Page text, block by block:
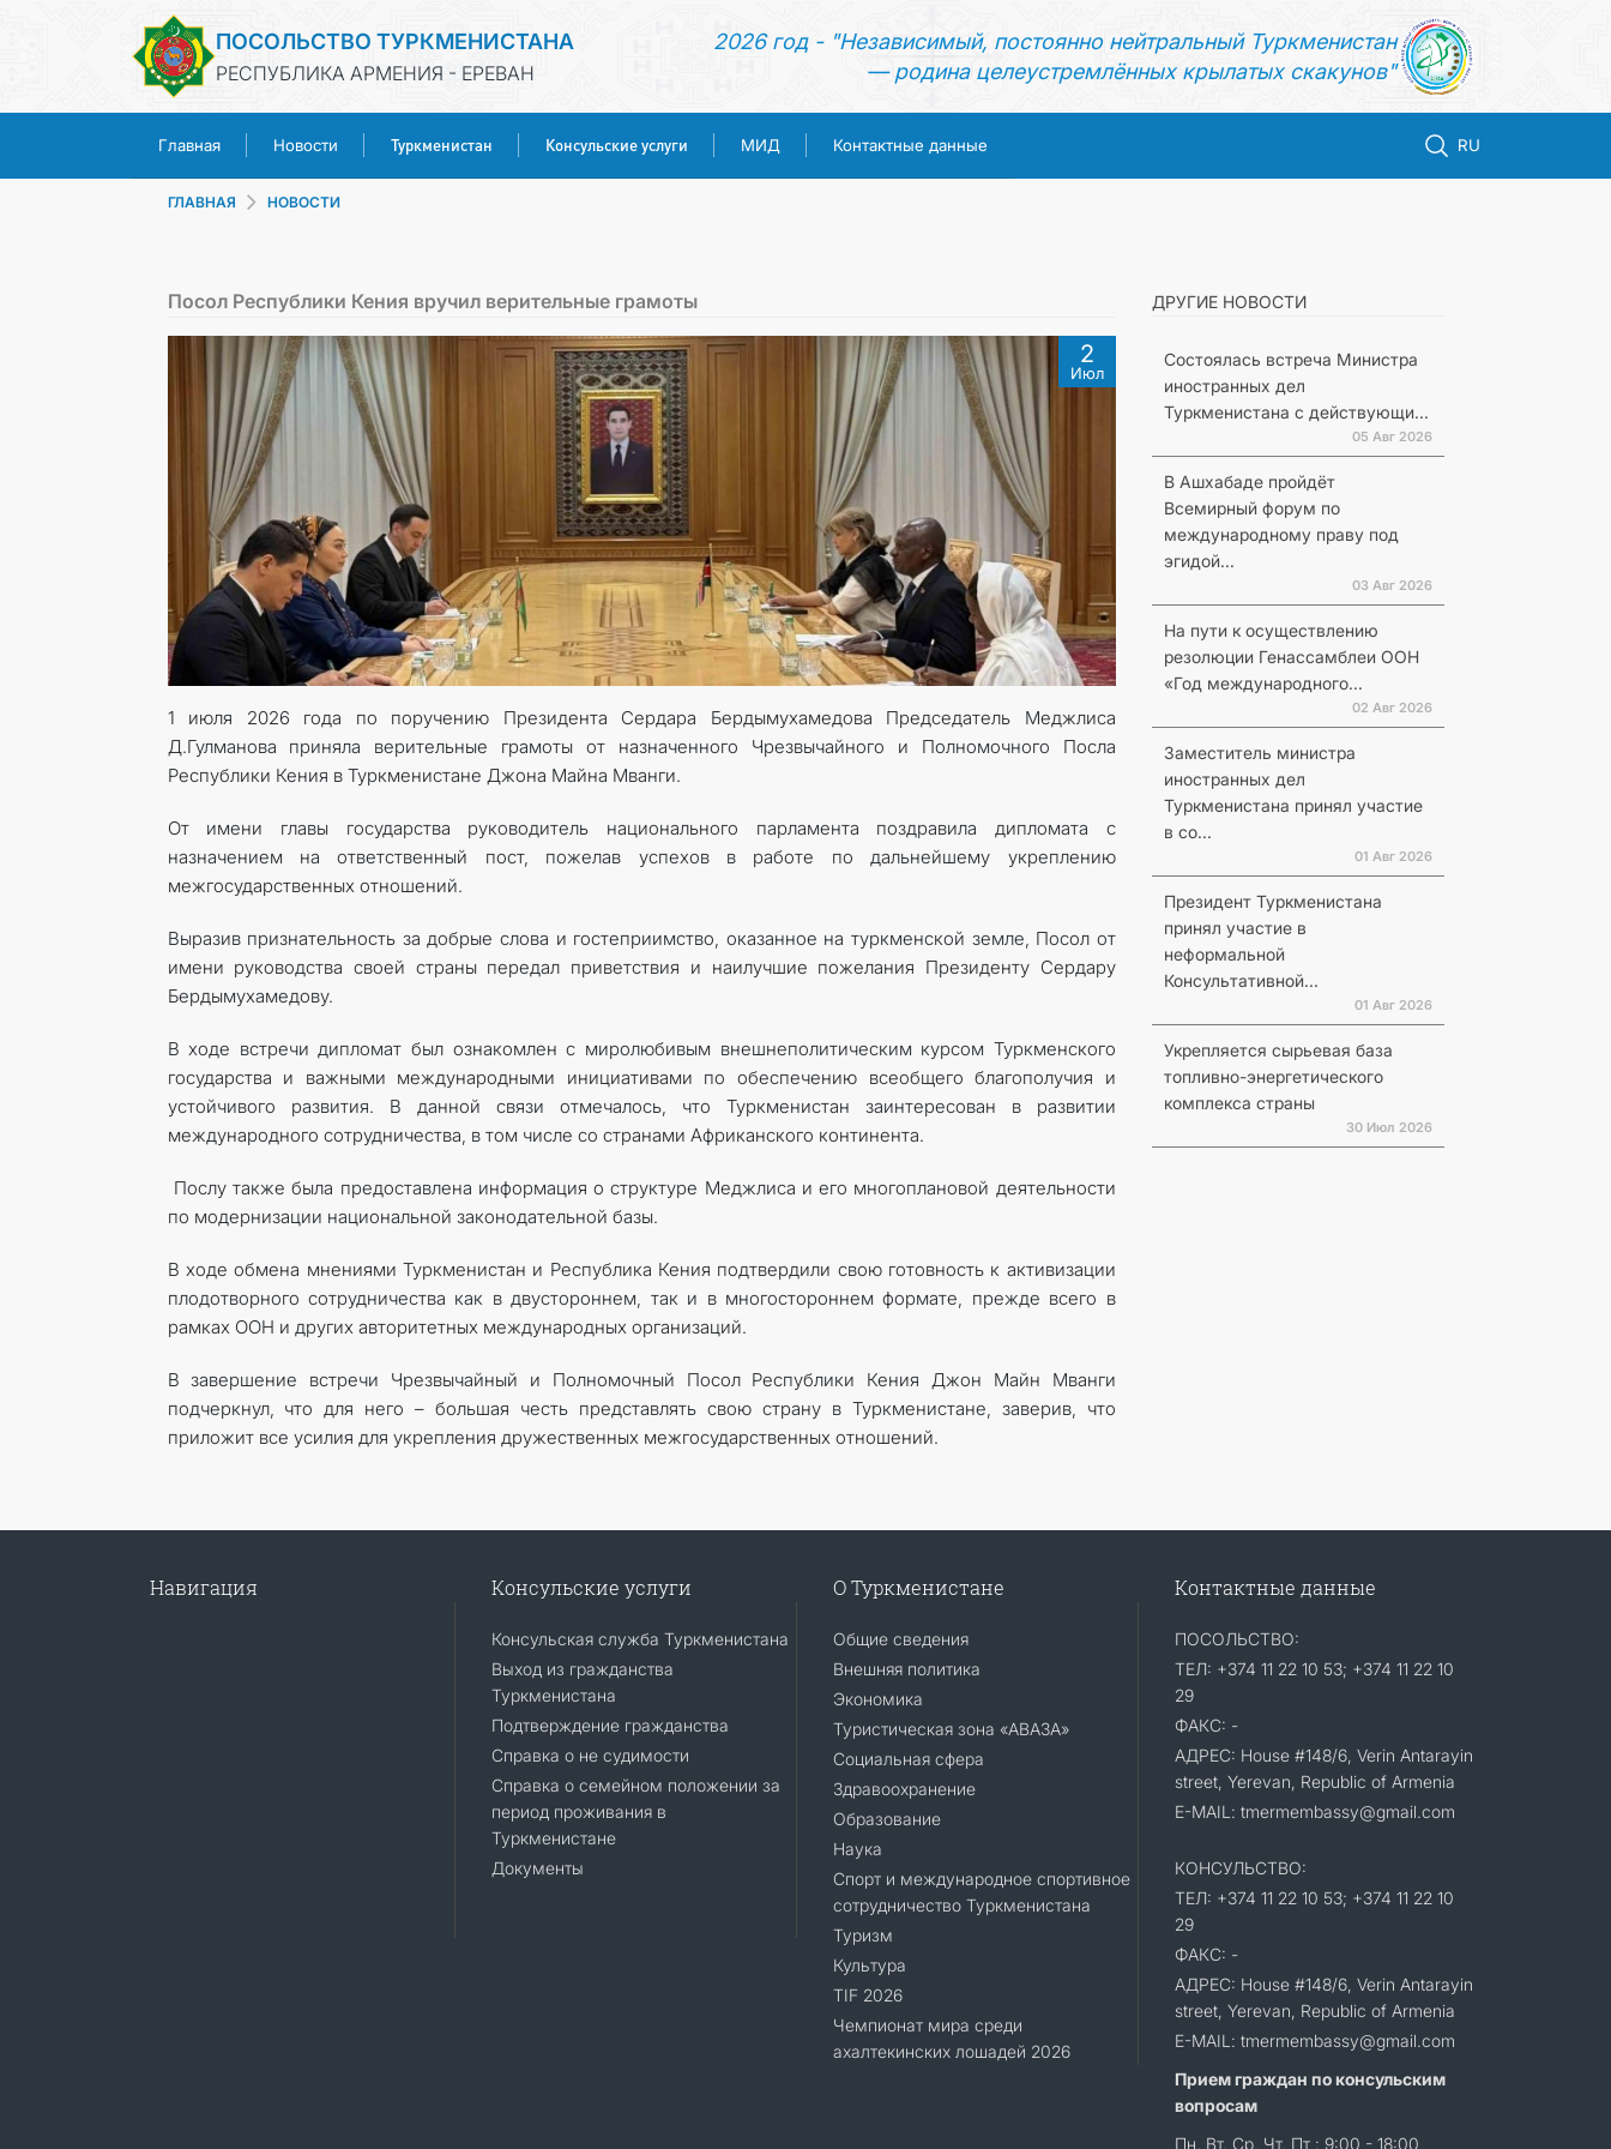
ПОСОЛЬСТВО ТУРКМЕНИСТАНА
РЕСПУБЛИКА АРМЕНИЯ - ЕРЕВАН
2026 год - "Независимый, постоянно нейтральный Туркменистан
— родина целеустремлённых крылатых скакунов"
Главная Новости Туркменистан Консульские услуги МИД Контактные данные RU
ТУРКМЕНИСТАН
КОНСУЛЬСКИЕ УСЛУГИ
КОНТАКТНЫЕ ДАННЫЕ
ГЛАВНАЯ НОВОСТИ
Посол Республики Кения вручил верительные грамоты
2
Июл
1 июля 2026 года по поручению Президента Сердара Бердымухамедова Председатель Меджлиса
Д.Гулманова приняла верительные грамоты от назначенного Чрезвычайного и Полномочного Посла
Республики Кения в Туркменистане Джона Майна Мванги.
От имени главы государства руководитель национального парламента поздравила дипломата с
назначением на ответственный пост, пожелав успехов в работе по дальнейшему укреплению
межгосударственных отношений.
Выразив признательность за добрые слова и гостеприимство, оказанное на турк­менской земле, Посол от
имени руководства своей страны передал приветствия и наилучшие пожелания Президенту Сердару
Бердымухамедову.
В ходе встречи дипломат был ознакомлен с миролюбивым внешнеполитическим курсом Туркменского
государства и важными международными инициативами по обеспечению всеобщего благополучия и
устойчивого развития. В данной связи отмечалось, что Туркменистан заинтересован в развитии
международного сотрудничества, в том числе со странами Африканского континента.
Послу также была предоставлена информация о структуре Меджлиса и его многоплановой деятельности
по модернизации национальной законодательной базы.
В ходе обмена мнениями Туркменистан и Республика Кения подтвердили свою готовность к активизации
плодотворного сотрудничества как в двустороннем, так и в многостороннем формате, прежде всего в
рамках ООН и других авторитетных международных организаций.
В завершение встречи Чрезвычайный и Полномочный Посол Республики Кения Джон Майн Мванги
подчеркнул, что для него – большая честь представлять свою страну в Туркменистане, заверив, что
приложит все усилия для укрепления дружественных межгосударственных отношений.
ДРУГИЕ НОВОСТИ
Состоялась встреча Министра
иностранных дел
Туркменистана с действующи...
05 Авг 2026
В Ашхабаде пройдёт
Всемирный форум по
международному праву под
эгидой...
03 Авг 2026
На пути к осуществлению
резолюции Генассамблеи ООН
«Год международного...
02 Авг 2026
Заместитель министра
иностранных дел
Туркменистана принял участие
в со...
01 Авг 2026
Президент Туркменистана
принял участие в
неформальной
Консультативной...
01 Авг 2026
Укрепляется сырьевая база
топливно-энергетического
комплекса страны
30 Июл 2026
Навигация Консульские услуги
Консульская служба Туркменистана
Выход из гражданства
Туркменистана
Подтверждение гражданства
Справка о не судимости
Справка о семейном положении за
период проживания в
Туркменистане
Документы
О Туркменистане
Общие сведения
Внешняя политика
Экономика
Туристическая зона «АВАЗА»
Социальная сфера
Здравоохранение
Образование
Наука
Спорт и международное спортивное
сотрудничество Туркменистана
Туризм
Культура
TIF 2026
Чемпионат мира среди
ахалтекинских лошадей 2026
Контактные данные
ПОСОЛЬСТВО:
ТЕЛ: +374 11 22 10 53; +374 11 22 10
29
ФАКС: -
АДРЕС: House #148/6, Verin Antarayin
street, Yerevan, Republic of Armenia
E-MAIL: tmermembassy@gmail.com
КОНСУЛЬСТВО:
ТЕЛ: +374 11 22 10 53; +374 11 22 10
29
ФАКС: -
АДРЕС: House #148/6, Verin Antarayin
street, Yerevan, Republic of Armenia
E-MAIL: tmermembassy@gmail.com
Прием граждан по консульским
вопросам
Пн, Вт, Ср, Чт, Пт : 9:00 - 18:00